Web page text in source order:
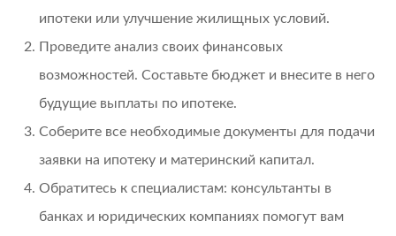
ипотеки или улучшение жилищных условий.
Проведите анализ своих финансовых
возможностей. Составьте бюджет и внесите в него
будущие выплаты по ипотеке.
Соберите все необходимые документы для подачи
заявки на ипотеку и материнский капитал.
Обратитесь к специалистам: консультанты в
банках и юридических компаниях помогут вам